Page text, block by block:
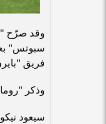
وقد صرّح
سبوتس"
فريق
وذكر
سيعود